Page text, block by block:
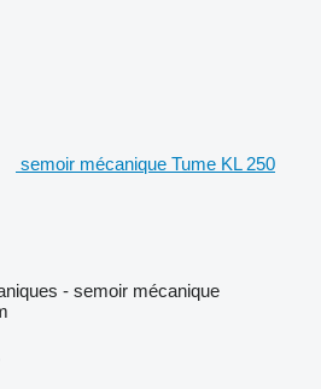
semoir mécanique Tume KL 250
- semoir mécanique